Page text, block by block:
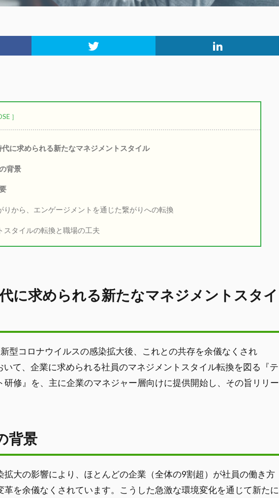
に求められる新たなマネジメントスタイル
背景
りから、エンゲージメントを通じた繋がりへの転換
スタイルの転換と職場の工夫
に求められる新たなマネジメントスタイ
型コロナウイルスの感染拡大後、これとの共存を余儀なくされ
いて、企業に求められる社員のマネジメントスタイル転換を図る『テ
研修』を、主に企業のマネジャー層向けに提供開始し、その旨リリー
背景
拡大の影響により、ほとんどの企業（全体の9割超）が社員の働き方
革を余儀なくされています。こうした急激な環境変化を通じて新たに